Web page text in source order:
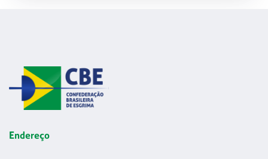
Endereço